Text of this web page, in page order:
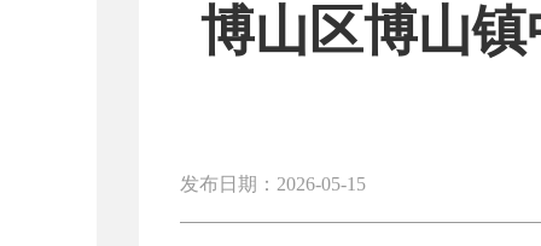
博山区博山
发布日期：2026-05-15